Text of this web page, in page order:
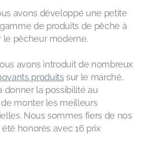
avons développé une petite
de produits de pêche à
le pêcheur moderne.
avons introduit de nombreux
produits sur le marché,
donner la possibilité au
monter les meilleurs
Nous sommes fiers de nos
honorés avec 16 prix